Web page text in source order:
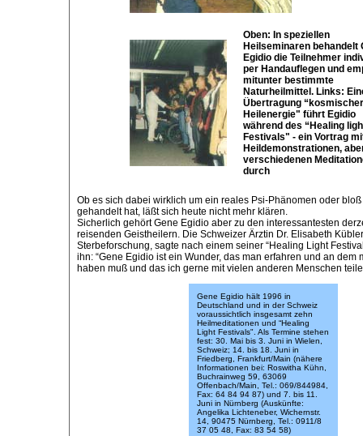
Oben: In speziellen
Heilseminaren behandelt
Egidio die Teilnehmer
per Handauflegen und
mitunter bestimmte
Naturheilmittel. Links:
Übertragung “kosmischer
Heilenergie" führt Egidio
während des “Healing
Festivals" - ein Vortrag
Heildemonstrationen,
verschiedenen
durch
Ob es sich dabei wirklich um ein reales Psi-Phänomen oder
gehandelt hat, läßt sich heute nicht mehr klären.
Sicherlich gehört Gene Egidio aber zu den interessantesten
reisenden Geistheilern. Die Schweizer Ärztin Dr. Elisabeth
Sterbeforschung, sagte nach einem seiner “Healing Light
ihn: “Gene Egidio ist ein Wunder, das man erfahren und an dem
haben muß und das ich gerne mit vielen anderen Menschen
Gene Egidio hält 1996 in
Deutschland und in der Schweiz
voraussichtlich insgesamt zehn
Heilmeditationen und “Healing
Light Festivals". Als Termine stehen
fest: 30. Mai bis 3. Juni in Wielen,
Schweiz; 14. bis 18. Juni in
Friedberg, Frankfurt/Main (nähere
Informationen bei: Roswitha Kühn,
Buchrainweg 59, 63069
Offenbach/Main, Tel.: 069/844984,
Fax: 64 84 94 87) und 7. bis 11.
Juni in Nürnberg (Auskünfte:
Angelika Lichteneber, Wichernstr.
14, 90475 Nürnberg, Tel.: 0911/8
37 05 48, Fax: 83 54 58)